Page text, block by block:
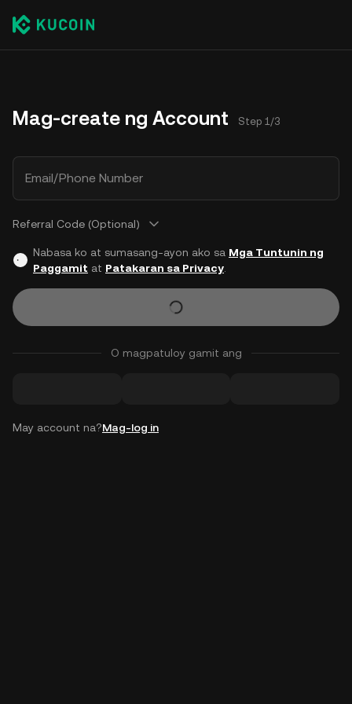
Mag-create ng Account Step 1/3
Email/Phone Number
Referral Code (Optional)
Nabasa ko at sumasang-ayon ako sa Mga Tuntunin ng
Paggamit at Patakaran sa Privacy.
O magpatuloy gamit ang
May account na?Mag-log in